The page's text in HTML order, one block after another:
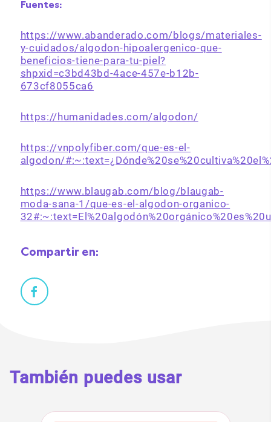
Fuentes:
https://www.abanderado.com/blogs/materiales-
y-cuidados/algodon-hipoalergenico-que-
beneficios-tiene-para-tu-piel?
shpxid=c3bd43bd-4ace-457e-b12b-
673cf8055ca6
https://humanidades.com/algodon/
https://vnpolyfiber.com/que-es-el-
algodon/
https://www.blaugab.com/blog/blaugab-
moda-sana-1/que-es-el-algodon-organico-
Compartir en:
También puedes usar